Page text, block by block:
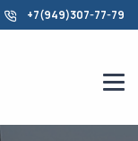
+7(949)307-77-79